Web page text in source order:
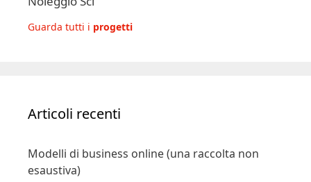
Guarda tutti i progetti
Articoli recenti
Modelli di business online (una raccolta non
esaustiva)